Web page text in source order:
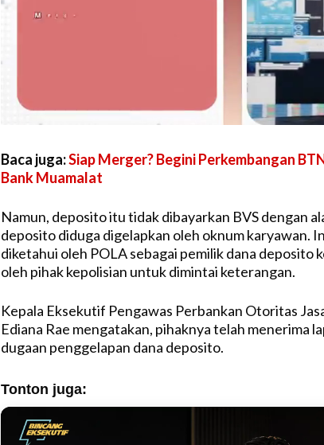
Baca juga:Siap Merger? Begini Perkembangan
Bank Muamalat
Namun, deposito itu tidak dibayarkan BVS dengan
deposito diduga digelapkan oleh oknum karyawan.
diketahui oleh POLA sebagai pemilik dana deposito
oleh pihak kepolisian untuk dimintai keterangan.
Kepala Eksekutif Pengawas Perbankan Otoritas
Ediana Rae mengatakan, pihaknya telah menerima
dugaan penggelapan dana deposito.
Tonton juga: